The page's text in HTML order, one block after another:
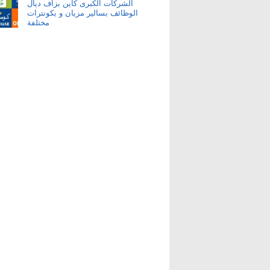
الشركات الكبرى كاين بزاف ديال
الوظائف بسالير مزيان و بكونترات
مختلفة